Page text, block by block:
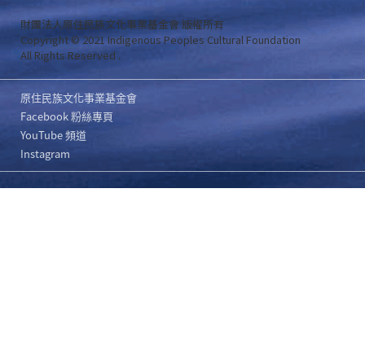
財團法人原住民族文化事業基金會 版權所有
Copyright © 2021 Indigenous Peoples Cultural Foundation
All Rights Reserved .
原住民族文化事業基金會
Facebook 粉絲專頁
YouTube 頻道
Instagram